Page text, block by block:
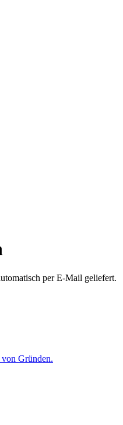
per E-Mail geliefert.
Gründen.